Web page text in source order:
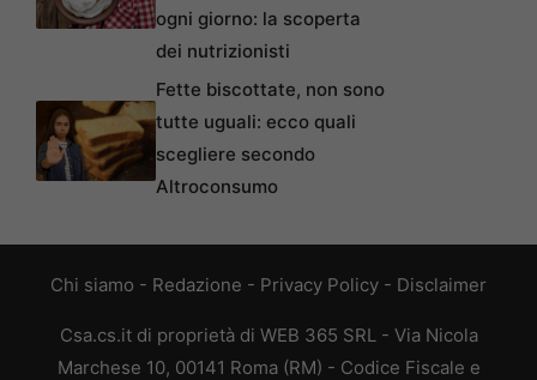
ogni giorno: la scoperta
dei nutrizionisti
Fette biscottate, non sono
tutte uguali: ecco quali
scegliere secondo
Altroconsumo
Chi siamo - Redazione - Privacy Policy - Disclaimer
Csa.cs.it di proprietà di WEB 365 SRL - Via Nicola
Marchese 10, 00141 Roma (RM) - Codice Fiscale e